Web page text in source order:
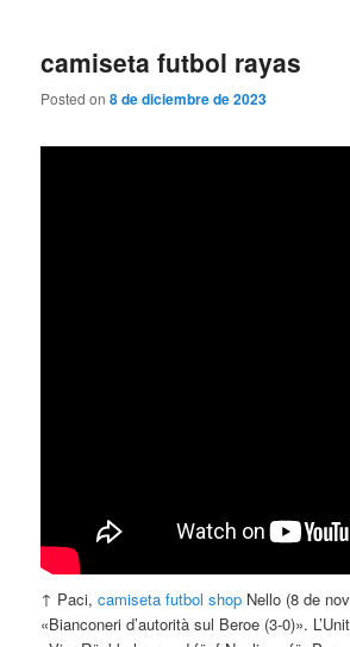
camiseta futbol rayas
Posted on8 de diciembre de 2023
↑ Paci,camiseta futbol shop Nello (8 de
«Bianconeri d’autorità sul Beroe (3-0)».